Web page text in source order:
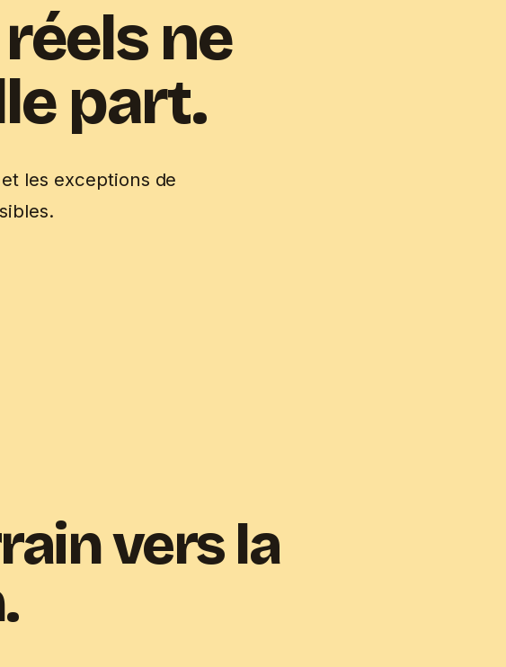
ne
part.
les exceptions de
vers la